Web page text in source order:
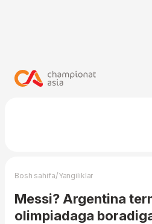
Bosh sahifa/Yangiliklar
Messi? Argentina
olimpiadaga